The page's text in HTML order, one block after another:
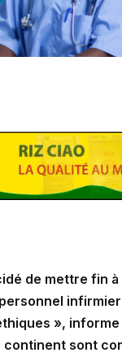
de mettre fin à
», informe
continent sont